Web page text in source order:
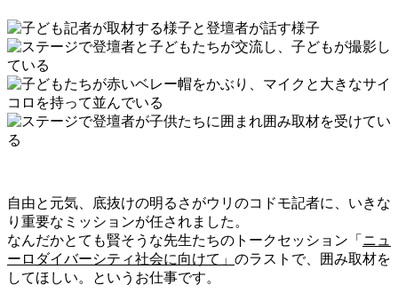
自由と元気、底抜けの明るさがウリのコドモ記者に、いきな
り重要なミッションが任されました。
なんだかとても賢そうな先生たちのトークセッション「 ニュ
ーロダイバーシティ社会に向けて」 のラストで、囲み取材を
してほしい。というお仕事です。